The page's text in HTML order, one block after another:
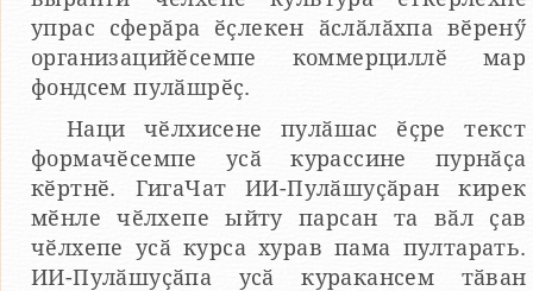
упрас сферӑра ӗҫлекен ӑслӑлӑхпа вӗренӳ
организацийӗсемпе коммерциллӗ мар
фондсем пулӑшрӗҫ.
Наци чӗлхисене пулӑшас ӗҫре текст
формачӗсемпе усӑ курассине пурнӑҫа
кӗртнӗ. ГигаЧат ИИ-Пулӑшуҫӑран кирек
мӗнле чӗлхепе ыйту парсан та вӑл ҫав
чӗлхепе усӑ курса хурав пама пултарать.
ИИ-Пулӑшуҫӑпа усӑ куракансем тӑван